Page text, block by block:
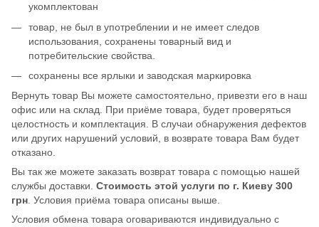
укомплектован
товар, не был в употреблении и не имеет следов
использования, сохранены товарный вид и
потребительские свойства.
сохранены все ярлыки и заводская маркировка
Вернуть товар Вы можете самостоятельно, привезти его в наш
офис или на склад. При приёме товара, будет проверяться
целостность и комплектация. В случаи обнаружения дефектов
или других нарушений условий, в возврате товара Вам будет
отказано.
Вы так же можете заказать возврат товара с помощью нашей
службы доставки. Стоимость этой услуги по г. Киеву 300
грн. Условия приёма товара описаны выше.
Условия обмена товара оговариваются индивидуально с